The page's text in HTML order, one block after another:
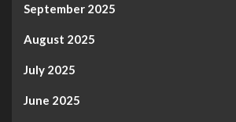
September 2025
August 2025
July 2025
June 2025